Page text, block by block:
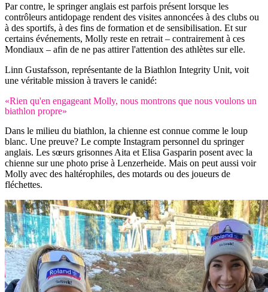
Par contre, le springer anglais est parfois présent lorsque les
contrôleurs antidopage rendent des visites annoncées à des clubs ou
à des sportifs, à des fins de formation et de sensibilisation. Et sur
certains événements, Molly reste en retrait – contrairement à ces
Mondiaux – afin de ne pas attirer l'attention des athlètes sur elle.
Linn Gustafsson, représentante de la Biathlon Integrity Unit, voit
une véritable mission à travers le canidé:
«Rien qu'en engageant Molly, nous montrons que nous voulons un
biathlon propre»
Dans le milieu du biathlon, la chienne est connue comme le loup
blanc. Une preuve? Le compte Instagram personnel du springer
anglais. Les sœurs grisonnes Aita et Elisa Gasparin posent avec la
chienne sur une photo prise à Lenzerheide. Mais on peut aussi voir
Molly avec des haltérophiles, des motards ou des joueurs de
fléchettes.